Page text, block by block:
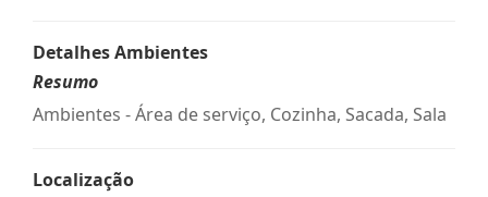
Detalhes Ambientes
Resumo
Ambientes - Área de serviço, Cozinha, Sacada, Sala
Localização